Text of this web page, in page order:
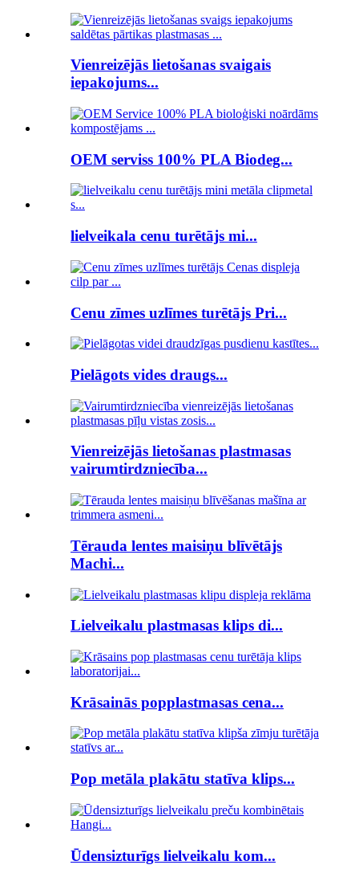
Vienreizējās lietošanas svaigais
iepakojums...
OEM serviss 100% PLA Biodeg...
lielveikala cenu turētājs mi...
Cenu zīmes uzlīmes turētājs Pri...
Pielāgots vides draugs...
Vienreizējās lietošanas plastmasas
vairumtirdzniecība...
Tērauda lentes maisiņu blīvētājs
Machi...
Lielveikalu plastmasas klips di...
Krāsainās popplastmasas cena...
Pop metāla plakātu statīva klips...
Ūdensizturīgs lielveikalu kom...